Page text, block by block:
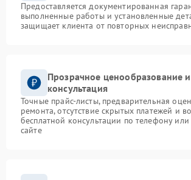
Предоставляется документированная
выполненные работы и установленные
защищает клиента от повторных
Прозрачное ценообразование
консультация
Точные прайс-листы, предварительная
ремонта, отсутствие скрытых платежей и
бесплатной консультации по телефону
сайте